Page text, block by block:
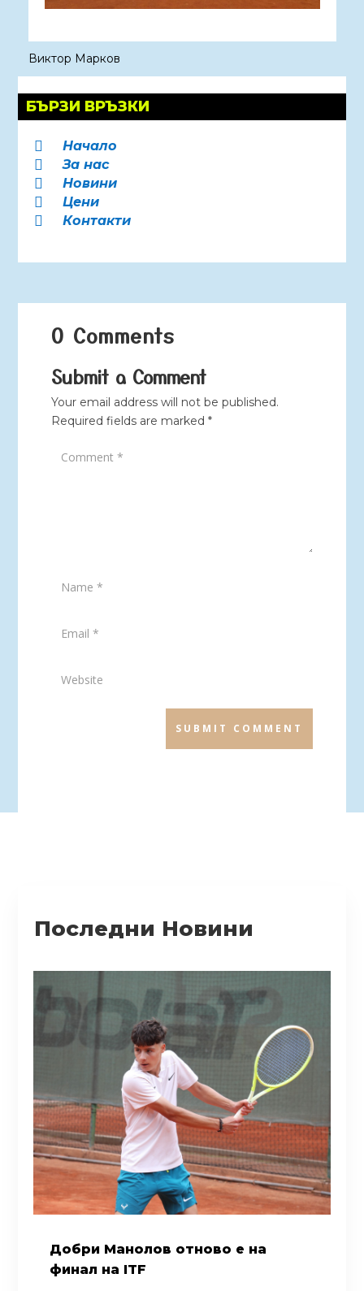
Виктор Марков
БЪРЗИ ВРЪЗКИ
 Начало
 За нас
 Новини
 Цени
 Контакти
0 Comments
Submit a Comment
Your email address will not be published.
Required fields are marked *
SUBMIT COMMENT
Последни Новини
Добри Манолов отново е на
финал на ITF